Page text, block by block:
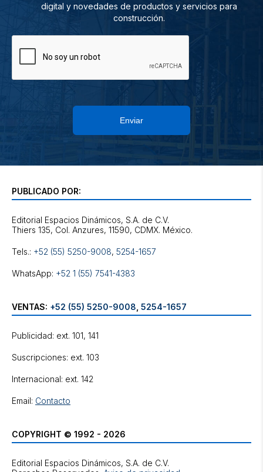
digital y novedades de productos y servicios para
construcción.
Enviar
PUBLICADO POR:
Editorial Espacios Dinámicos, S.A. de C.V.
Tels.: +52 (55) 5250-9008, 5254-1657
WhatsApp: +52 1 (55) 7541-4383
VENTAS: +52 (55) 5250-9008 5254-1657
Publicidad: ext. 101, 141
Suscripciones: ext. 103
Internacional: ext. 142
Email: Contacto
COPYRIGHT © 1992 - 2026
Editorial Espacios Dinámicos, S.A. de C.V.